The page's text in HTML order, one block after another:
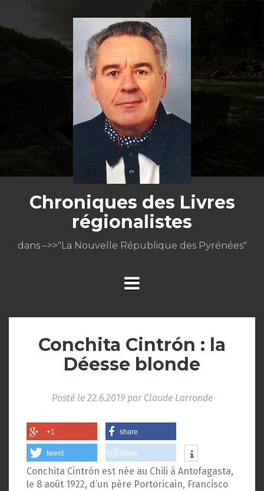
contenu
Chroniques des Livres
régionalistes
dans –>>"La Nouvelle République des Pyrénées"
Conchita Cintrón : la
Déesse blonde
Posté le 22.6.2019par Claude Larronde
+1 share
tweet share
Conchita Cintrón est née au Chili à Antofagasta,
le 8 août 1922, d’un père Portoricain, Francisco